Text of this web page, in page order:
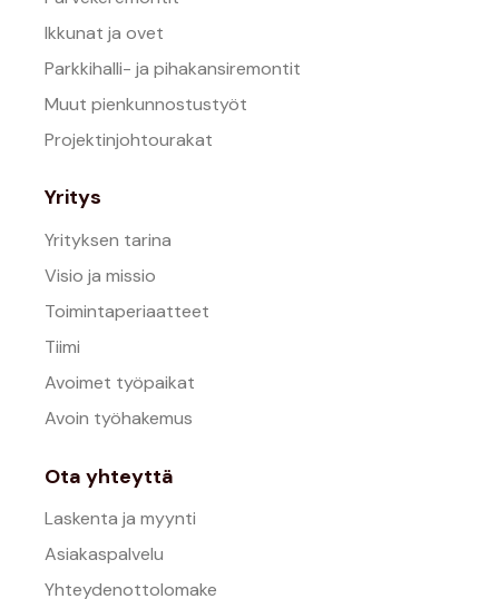
Ikkunat ja ovet
Parkkihalli- ja pihakansiremontit
Muut pienkunnostustyöt
Projektinjohtourakat
Yritys
Yrityksen tarina
Visio ja missio
Toimintaperiaatteet
Tiimi
Avoimet työpaikat
Avoin työhakemus
Ota yhteyttä
Laskenta ja myynti
Asiakaspalvelu
Yhteydenottolomake